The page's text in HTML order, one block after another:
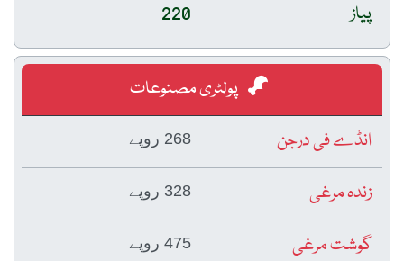
پیاز
220
پولٹری مصنوعات
انڈے فی درجن
268 روپے
زندہ مرغی 328 روپے
گوشت مرغی 475 روپے